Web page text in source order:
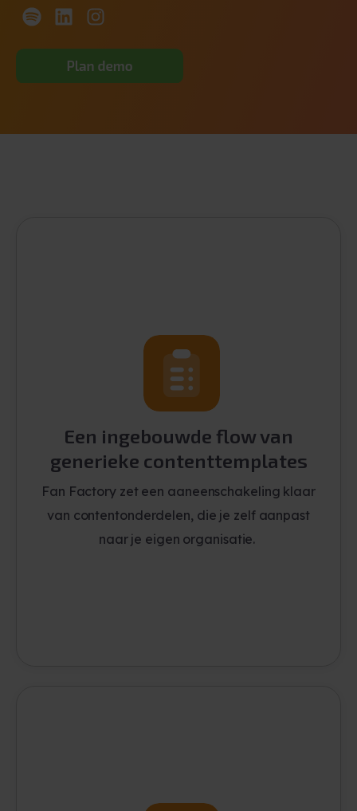
Een ingebouwde flow van
generieke contenttemplates
Fan Factory zet een aaneenschakeling klaar
van contentonderdelen, die je zelf aanpast
naar je eigen organisatie.